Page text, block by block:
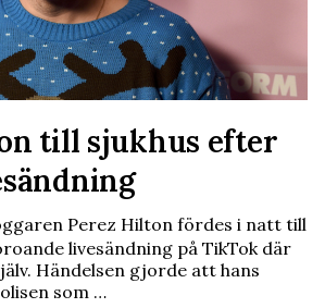
till sjukhus efter
Perez Hilton fördes i natt till
livesändning på TikTok där
Händelsen gjorde att hans
som …